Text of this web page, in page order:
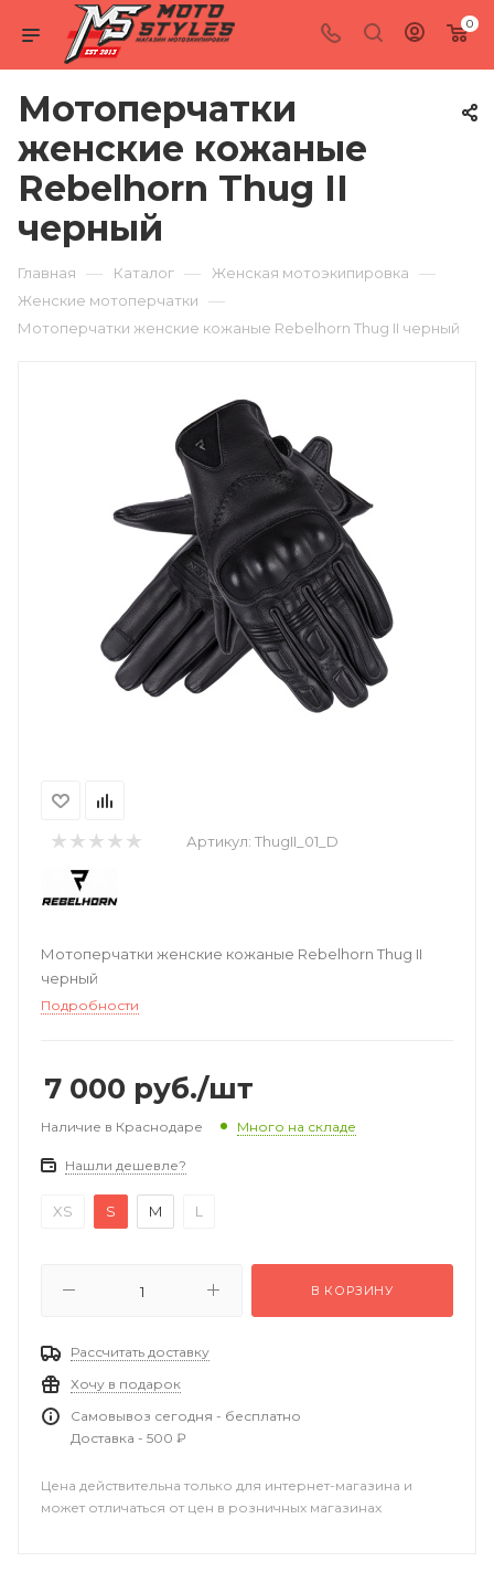
0
Мотоперчатки
женские кожаные
Rebelhorn Thug II
черный
Главная — Каталог — Женская мотоэкипировка —
Женские мотоперчатки —
Мотоперчатки женские кожаные Rebelhorn Thug II черный
Артикул: ThugII_01_D
Мотоперчатки женские кожаные Rebelhorn Thug II
черный
Подробности
7 000 руб./шт
Наличие в Краснодаре Много на складе
Нашли дешевле?
XS S M L
В КОРЗИНУ
Рассчитать доставку
Хочу в подарок
Самовывоз сегодня - бесплатно
Доставка - 500 ₽
Цена действительна только для интернет-магазина и
может отличаться от цен в розничных магазинах